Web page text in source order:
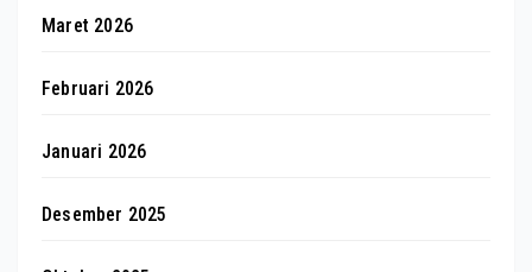
Maret 2026
Februari 2026
Januari 2026
Desember 2025